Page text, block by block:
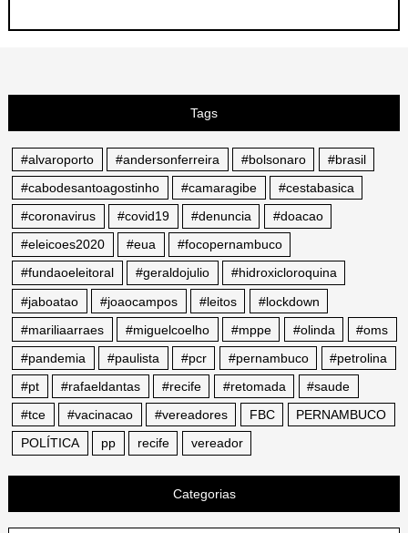
Tags
#alvaroporto #andersonferreira #bolsonaro
#brasil
#cabodesantoagostinho
#camaragibe
#cestabasica
#coronavirus
#covid19 #denuncia
#doacao
#eleicoes2020
#eua
#focopernambuco
#fundaoeleitoral
#geraldojulio
#hidroxicloroquina
#jaboatao
#joaocampos #leitos
#lockdown
#mariliaarraes
#miguelcoelho #mppe #olinda
#oms
#pandemia
#paulista #pcr #pernambuco
#petrolina
#pt
#rafaeldantas #recife #retomada
#saude
#tce
#vacinacao #vereadores FBC
PERNAMBUCO
POLÍTICA
pp recife vereador
Categorias